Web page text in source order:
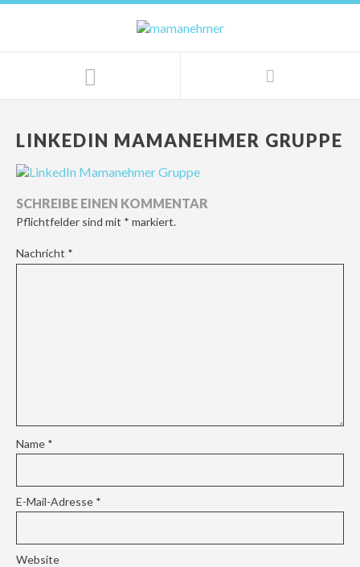
LINKEDIN MAMANEHMER GRUPPE
SCHREIBE EINEN KOMMENTAR
Pflichtfelder sind mit * markiert.
Nachricht *
Name *
E-Mail-Adresse *
Website